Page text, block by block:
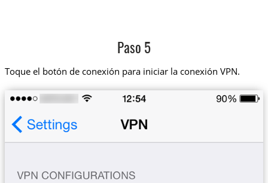
Paso 5
Toque el botón de conexión para iniciar la conexión VPN.